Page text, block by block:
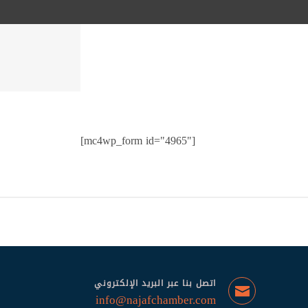
[mc4wp_form id="4965"]
اتصل بنا عبر البريد الإلكتروني
info@najafchamber.com